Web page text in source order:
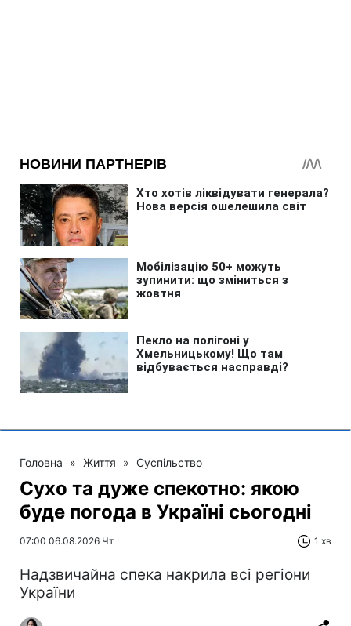
Головна » Життя » Суспільство
Сухо та дуже спекотно: якою
буде погода в Україні сьогодні
07:00 06.08.2026 Чт 1 хв
Надзвичайна спека накрила всі регіони
України